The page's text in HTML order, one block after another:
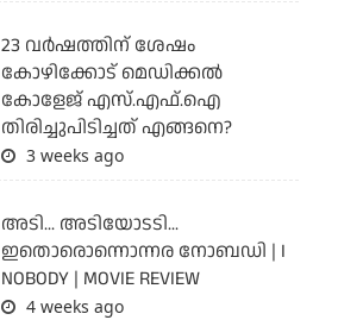
23 വർഷത്തിന് ശേഷം
കോഴിക്കോട് മെഡിക്കൽ
കോളേജ് എസ്.എഫ്.ഐ
തിരിച്ചുപിടിച്ചത് എങ്ങനെ?
3 weeks ago
അടി... അടിയോടടി...
ഇതൊരൊന്നൊന്നര നോബഡി | I
NOBODY | MOVIE REVIEW
4 weeks ago